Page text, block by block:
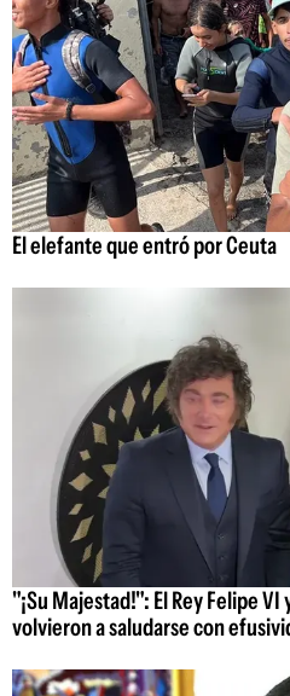
El elefante que entró por Ceuta
"¡Su Majestad!": El Rey Felipe
volvieron a saludarse con